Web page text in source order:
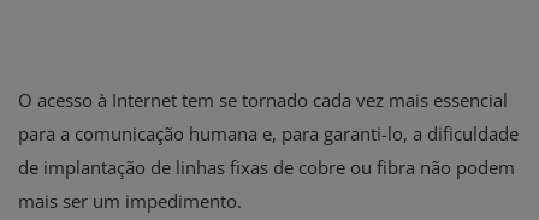
O acesso à Internet tem se tornado cada vez mais essencial
para a comunicação humana e, para garanti-lo, a dificuldade
de implantação de linhas fixas de cobre ou fibra não podem
mais ser um impedimento.